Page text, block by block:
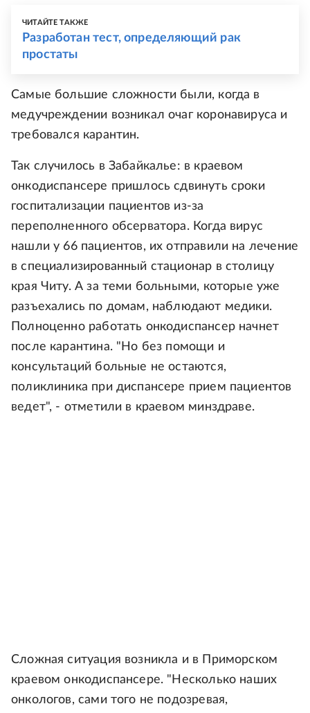
ЧИТАЙТЕ ТАКЖЕ
Разработан тест, определяющий рак
простаты
Самые большие сложности были, когда в
медучреждении возникал очаг коронавируса и
требовался карантин.
Так случилось в Забайкалье: в краевом
онкодиспансере пришлось сдвинуть сроки
госпитализации пациентов из-за
переполненного обсерватора. Когда вирус
нашли у 66 пациентов, их отправили на лечение
в специализированный стационар в столицу
края Читу. А за теми больными, которые уже
разъехались по домам, наблюдают медики.
Полноценно работать онкодиспансер начнет
после карантина. "Но без помощи и
консультаций больные не остаются,
поликлиника при диспансере прием пациентов
ведет", - отметили в краевом минздраве.
Сложная ситуация возникла и в Приморском
краевом онкодиспансере. "Несколько наших
онкологов, сами того не подозревая,